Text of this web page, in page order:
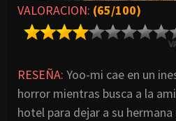
VALORACION: (65/100)
RESEÑA: Yoo-mi cae en un
horror mientras busca a la
hotel para dejar a su hermana